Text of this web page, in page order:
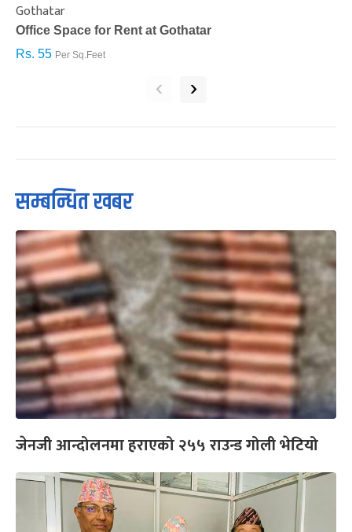
Gothatar
Office Space for Rent at Gothatar
Rs. 55 Per Sq.Feet
‹ ›
सम्बन्धित खबर
जेनजी आन्दोलनमा हराएको २५५ राउन्ड गोली भेटियो